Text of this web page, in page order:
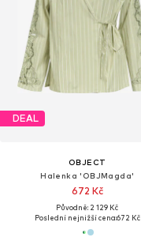
DEAL
OBJECT
Halenka 'OBJMagda'
672 Kč
Původně: 2 129 Kč
Poslední nejnižší cena:672 Kč